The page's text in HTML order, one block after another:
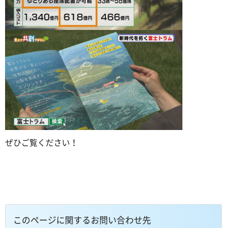
ぜひご覧ください！
このページに関するお問い合わせ先